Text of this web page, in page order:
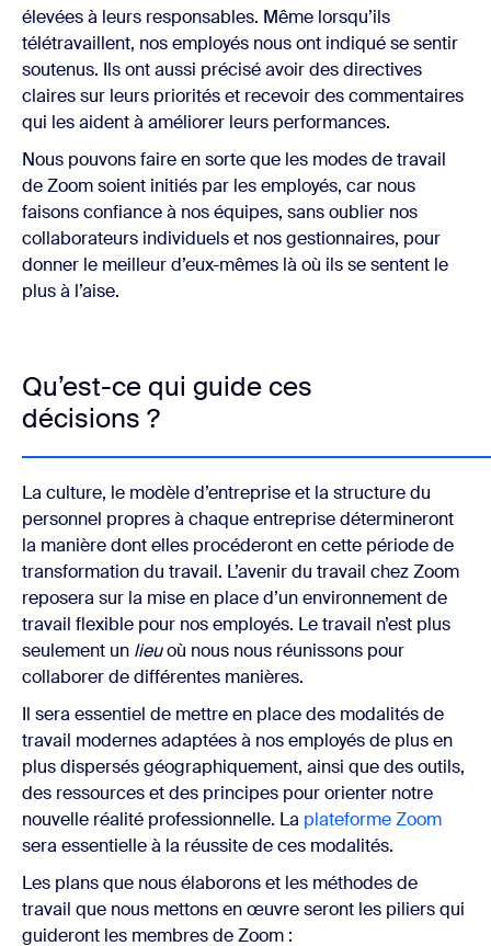
élevées à leurs responsables. Même lorsqu’ils
télétravaillent, nos employés nous ont indiqué se sentir
soutenus. Ils ont aussi précisé avoir des directives
claires sur leurs priorités et recevoir des commentaires
qui les aident à améliorer leurs performances.
Nous pouvons faire en sorte que les modes de travail
de Zoom soient initiés par les employés, car nous
faisons confiance à nos équipes, sans oublier nos
collaborateurs individuels et nos gestionnaires, pour
donner le meilleur d’eux-mêmes là où ils se sentent le
plus à l’aise.
Qu’est-ce qui guide ces
décisions ?
La culture, le modèle d’entreprise et la structure du
personnel propres à chaque entreprise détermineront
la manière dont elles procéderont en cette période de
transformation du travail. L’avenir du travail chez Zoom
reposera sur la mise en place d’un environnement de
travail flexible pour nos employés. Le travail n’est plus
seulement un lieuoù nous nous réunissons pour
collaborer de différentes manières.
Il sera essentiel de mettre en place des modalités de
travail modernes adaptées à nos employés de plus en
plus dispersés géographiquement, ainsi que des outils,
des ressources et des principes pour orienter notre
nouvelle réalité professionnelle. La plateforme Zoom
sera essentielle à la réussite de ces modalités.
Les plans que nous élaborons et les méthodes de
travail que nous mettons en œuvre seront les piliers qui
guideront les membres de Zoom :